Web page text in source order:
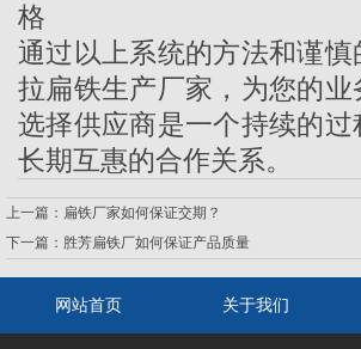
格
通过以上系统的方法和谨
拉扁铁生产厂家 ，为您的
选择供应商是一个持续的
长期互惠的合作关系。
上一篇： 扁铁厂家如何保证交期？
下一篇： 胜芳扁铁厂如何保证产品质量
网站首页 关于我们